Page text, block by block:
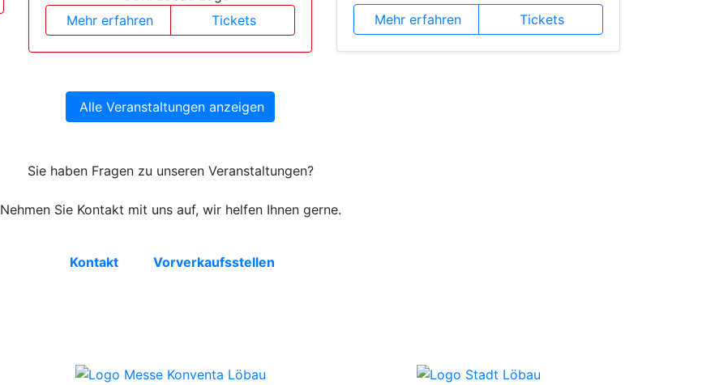
Mehr erfahren Tickets Mehr erfahren Tickets
Alle Veranstaltungen anzeigen
Sie haben Fragen zu unseren Veranstaltungen?
Nehmen Sie Kontakt mit uns auf, wir helfen Ihnen gerne.
Kontakt Vorverkaufsstellen